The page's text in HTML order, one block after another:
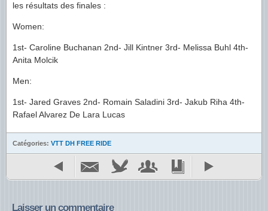
les résultats des finales :
Women:
1st- Caroline Buchanan 2nd- Jill Kintner 3rd- Melissa Buhl 4th-
Anita Molcik
Men:
1st- Jared Graves 2nd- Romain Saladini 3rd- Jakub Riha 4th-
Rafael Alvarez De Lara Lucas
Catégories: VTT DH FREE RIDE
Laisser un commentaire